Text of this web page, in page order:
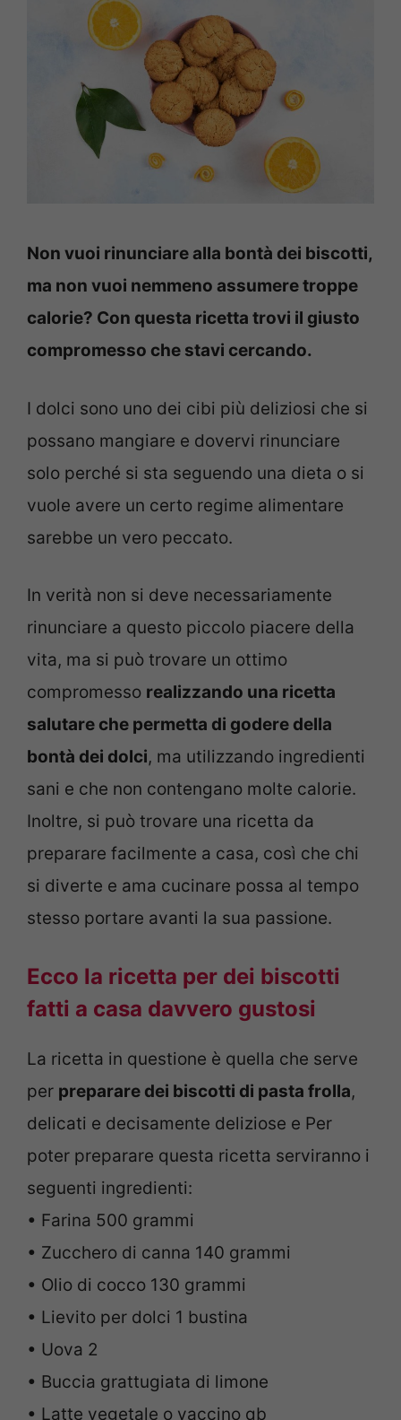
Non vuoi rinunciare alla bontà dei biscotti,
ma non vuoi nemmeno assumere troppe
calorie? Con questa ricetta trovi il giusto
compromesso che stavi cercando.
I dolci sono uno dei cibi più deliziosi che si
possano mangiare e dovervi rinunciare
solo perché si sta seguendo una dieta o si
vuole avere un certo regime alimentare
sarebbe un vero peccato.
In verità non si deve necessariamente
rinunciare a questo piccolo piacere della
vita, ma si può trovare un ottimo
compromesso realizzando una ricetta
salutare che permetta di godere della
bontà dei dolci, ma utilizzando ingredienti
sani e che non contengano molte calorie.
Inoltre, si può trovare una ricetta da
preparare facilmente a casa, così che chi
si diverte e ama cucinare possa al tempo
stesso portare avanti la sua passione.
Ecco la ricetta per dei biscotti
fatti a casa davvero gustosi
La ricetta in questione è quella che serve
per preparare dei biscotti di pasta frolla,
delicati e decisamente deliziose e Per
poter preparare questa ricetta serviranno i
seguenti ingredienti:
• Farina 500 grammi
• Zucchero di canna 140 grammi
• Olio di cocco 130 grammi
• Lievito per dolci 1 bustina
• Uova 2
• Buccia grattugiata di limone
• Latte vegetale o vaccino qb